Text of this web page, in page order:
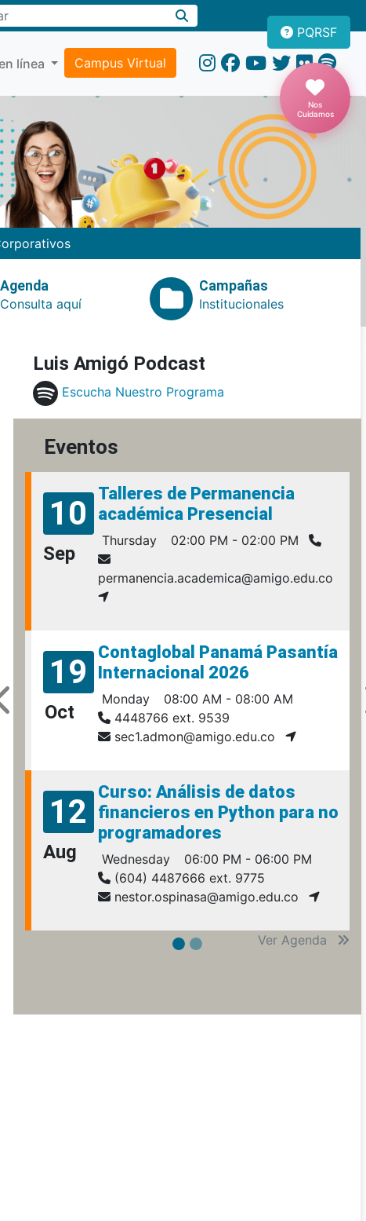
línea Campus Virtual
PQRSF
Nos
Cuidamos
Agenda
Consulta aquí
Campañas
Institucionales
Luis Amigó Podcast
Escucha Nuestro Programa
Eventos
10
Sep
Talleres de Permanencia
académica Presencial
Thursday 02:00 PM - 02:00 PM
permanencia.academica@amigo.edu.co
19
Oct
Contaglobal Panamá Pasantía
Internacional 2026
Monday
08:00 AM - 08:00 AM
4448766 ext. 9539
sec1.admon@amigo.edu.co
12
Aug
Curso: Análisis de datos
financieros en Python para no
programadores
Wednesday
06:00 PM - 06:00 PM
(604) 4487666 ext. 9775
nestor.ospinasa@amigo.edu.co
Ver Agenda